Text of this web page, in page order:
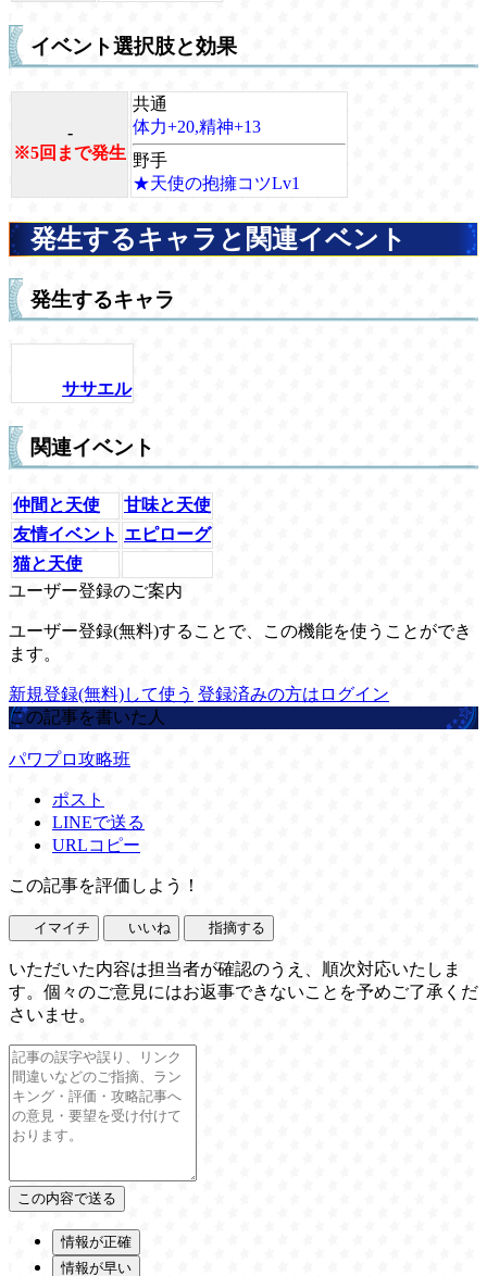
イベント選択肢と効果
-
※5回まで発生
共通
体力+20,精神+13
野手
★天使の抱擁コツLv1
発生するキャラと関連イベント
発生するキャラ
ササエル
関連イベント
仲間と天使
甘味と天使
友情イベント エピローグ
猫と天使
ユーザー登録のご案内
ユーザー登録(無料)することで、この機能を使うことができ
ます。
新規登録(無料)して使う 登録済みの方はログイン
この記事を書いた人
パワプロ攻略班
ポスト
LINEで送る
URLコピー
この記事を評価しよう！
イマイチ いいね 指摘する
いただいた内容は担当者が確認のうえ、順次対応いたしま
す。個々のご意見にはお返事できないことを予めご了承くだ
さいませ。
情報が正確
情報が早い